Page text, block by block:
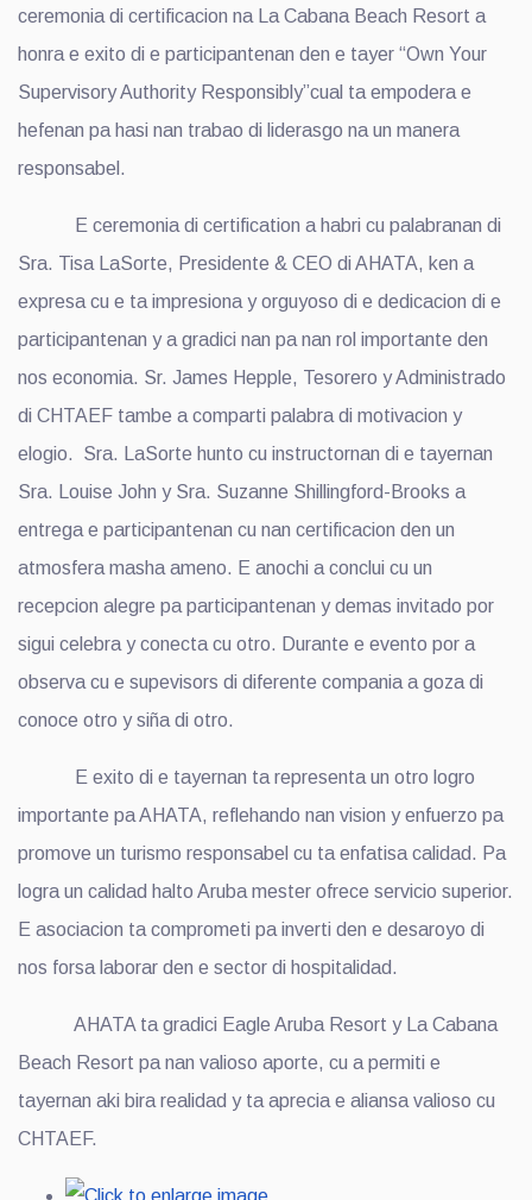
ceremonia di certificacion na La Cabana Beach Resort a
honra e exito di e participantenan den e tayer “Own Your
Supervisory Authority Responsibly”cual ta empodera e
hefenan pa hasi nan trabao di liderasgo na un manera
responsabel.
E ceremonia di certification a habri cu palabranan di
Sra. Tisa LaSorte, Presidente & CEO di AHATA, ken a
expresa cu e ta impresiona y orguyoso di e dedicacion di e
participantenan y a gradici nan pa nan rol importante den
nos economia. Sr. James Hepple, Tesorero y Administrado
di CHTAEF tambe a comparti palabra di motivacion y
elogio. Sra. LaSorte hunto cu instructornan di e tayernan
Sra. Louise John y Sra. Suzanne Shillingford-Brooks a
entrega e participantenan cu nan certificacion den un
atmosfera masha ameno. E anochi a conclui cu un
recepcion alegre pa participantenan y demas invitado por
sigui celebra y conecta cu otro. Durante e evento por a
observa cu e supevisors di diferente compania a goza di
conoce otro y siña di otro.
E exito di e tayernan ta representa un otro logro
importante pa AHATA, reflehando nan vision y enfuerzo pa
promove un turismo responsabel cu ta enfatisa calidad. Pa
logra un calidad halto Aruba mester ofrece servicio superior.
E asociacion ta comprometi pa inverti den e desaroyo di
nos forsa laborar den e sector di hospitalidad.
AHATA ta gradici Eagle Aruba Resort y La Cabana
Beach Resort pa nan valioso aporte, cu a permiti e
tayernan aki bira realidad y ta aprecia e aliansa valioso cu
CHTAEF.